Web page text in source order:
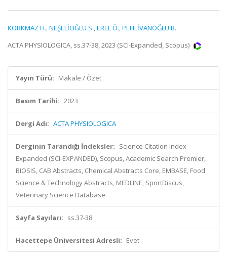
KORKMAZ H.,NEŞELİOĞLU S.,EREL Ö.,PEHLİVANOĞLU B.
ACTA PHYSIOLOGICA, ss.37-38, 2023 (SCI-Expanded, Scopus)
Yayın Türü: Makale / Özet
Basım Tarihi: 2023
Dergi Adı: ACTA PHYSIOLOGICA
Derginin Tarandığı İndeksler: Science Citation Index
Expanded (SCI-EXPANDED), Scopus, Academic Search Premier,
BIOSIS, CAB Abstracts, Chemical Abstracts Core, EMBASE, Food
Science & Technology Abstracts, MEDLINE, SportDiscus,
Veterinary Science Database
Sayfa Sayıları: ss.37-38
Hacettepe Üniversitesi Adresli: Evet